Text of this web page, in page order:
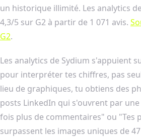
un historique illimité. Les analytics
4,3/5 sur G2 à partir de 1 071 avis.
G2.
Les analytics de Sydium s'appuient
pour interpréter tes chiffres, pas
lieu de graphiques, tu obtiens des
posts LinkedIn qui s'ouvrent par
fois plus de commentaires" ou "Tes
surpassent les images uniques de